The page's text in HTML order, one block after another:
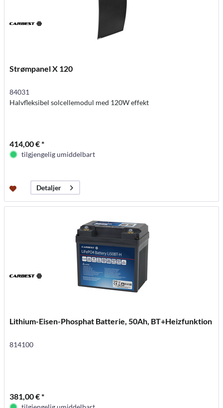
Strømpanel X 120
84031
Halvfleksibel solcellemodul med 120W effekt
414,00 € *
tilgjengelig umiddelbart
Detaljer
Lithium-Eisen-Phosphat Batterie, 50Ah, BT+Heizfunktion
814100
381,00 € *